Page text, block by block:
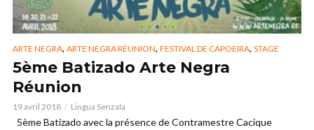
ARTE NEGRA, ARTE NEGRA RÉUNION, FESTIVAL DE CAPOEIRA, STAGE
5ème Batizado Arte Negra
Réunion
19 avril 2018 Lingua Senzala
5ème Batizado avec la présence de Contramestre Cacique